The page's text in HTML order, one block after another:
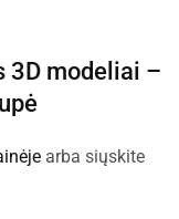
3D modeliai –
arba siųskite